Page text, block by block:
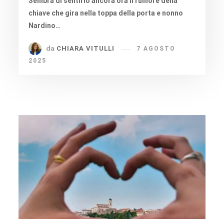
chiave che gira nella toppa della porta e nonno
Nardino…
da CHIARA VITULLI
7 AGOSTO
2025